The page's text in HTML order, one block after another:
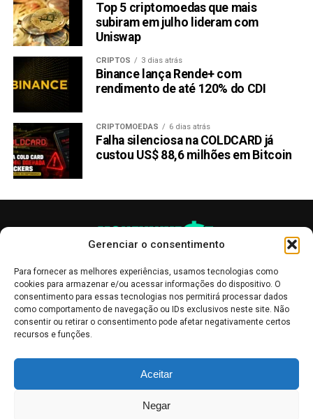
Gerenciar o consentimento
Para fornecer as melhores experiências, usamos tecnologias como
cookies para armazenar e/ou acessar informações do dispositivo. O
consentimento para essas tecnologias nos permitirá processar dados
como comportamento de navegação ou IDs exclusivos neste site. Não
consentir ou retirar o consentimento pode afetar negativamente certos
recursos e funções.
Aceitar
Negar
Top 5 criptomoedas que mais
subiram em julho lideram com
Uniswap
CRIPTOS 3 dias atrás
Binance lança Rende+ com
rendimento de até 120% do CDI
CRIPTOMOEDAS 6 dias atrás
Falha silenciosa na COLDCARD já
custou US$ 88,6 milhões em Bitcoin
informativo, servindo como boletins de divulgação, e não devem ser
interpretadas como recomendações de investimento.Leia mais
Bolsa de Valores